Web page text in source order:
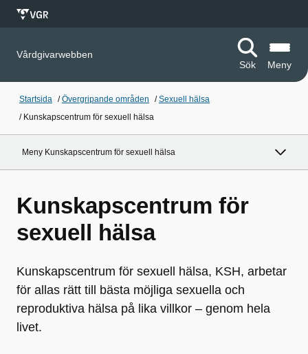
Vårdgivarwebben
Sök
Meny
Startsida /Övergripande områden /Sexuell hälsa
/ Kunskapscentrum för sexuell hälsa
Meny Kunskapscentrum för sexuell hälsa
Kunskapscentrum för
sexuell hälsa
Kunskapscentrum för sexuell hälsa, KSH, arbetar
för allas rätt till bästa möjliga sexuella och
reproduktiva hälsa på lika villkor – genom hela
livet.